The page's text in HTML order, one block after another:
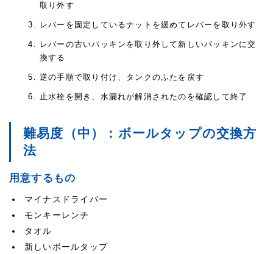
取り外す
レバーを固定しているナットを緩めてレバーを取り外す
レバーの古いパッキンを取り外して新しいパッキンに交
換する
逆の手順で取り付け、タンクのふたを戻す
止水栓を開き、水漏れが解消されたのを確認して終了
難易度（中）：ボールタップの交換方
法
用意するもの
マイナスドライバー
モンキーレンチ
タオル
新しいボールタップ